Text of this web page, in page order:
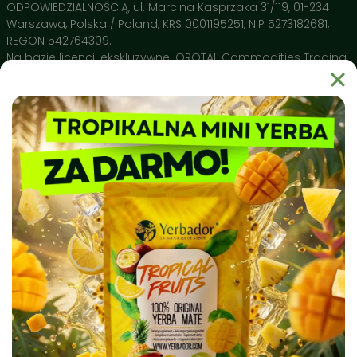
Naturalne Polifenole 🔬– Wysokie stężenie
antyoksydantów potwierdzone przez Narodowy Instytut
Leków wspiera ochronę Twojego DNA i pomaga w
regeneracji organizmu.
⭐Jak przygotować Yerbe w 4 prostych krokach?
✔️Krok 1: Wypełnij naczynie
ODPOWIEDZIALNOŚCIĄ, ul. Marcina Kasprzaka 31/119, 01-234
Warszawa, Polska / Poland, KRS 0001195251, NIP 5273182681,
REGON 542764309.
Na bazie licencji ekskluzywnej OROTAL Commodities Trading
Dlaczego warto wybrać Yerbador?
Yerbador Mate to produkt natury uprawiany w regionie Rio
Grande do Sul i spełniający najsurowsze normy czystości
sanitarnej. Nasz surowiec badany jest pod kątem czystości
biochemicznej, a produkty takie jak naczynia ceramiczne
Matero by Yerbador Proeko 2.0 szkliwione są w Europie bez
kadmu, ołowiu i molibdenu, dając najwyższą możliwą w
Europie jakość, a także bezpieczeństwo stosowania.